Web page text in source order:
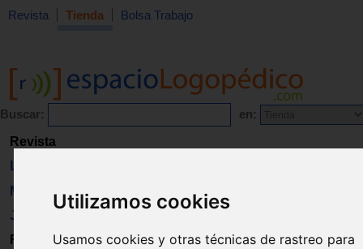
Utilizamos cookies
Usamos cookies y otras técnicas de rastreo para
Revista Tienda Bolsa Trabajo
Buscar: en:
Revista
Libros
Material
Juguetes
Formación